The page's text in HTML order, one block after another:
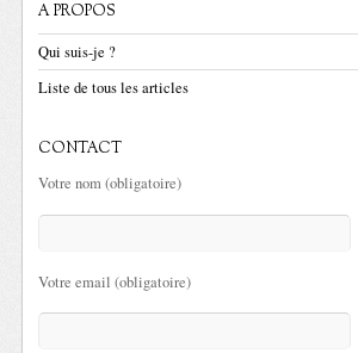
A PROPOS
Qui suis-je ?
Liste de tous les articles
CONTACT
Votre nom (obligatoire)
Votre email (obligatoire)